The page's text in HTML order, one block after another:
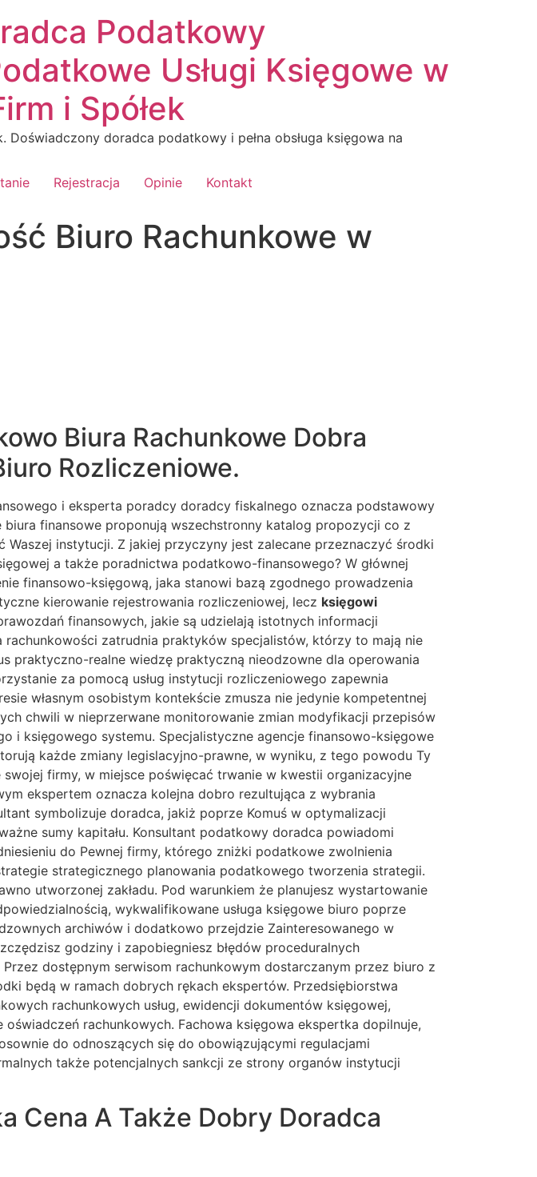
Podatkowy
Usługi Księgowe w
i Spółek
doradca podatkowy i pełna obsługa księgowa na
Rejestracja Opinie Kontakt
Biuro Rachunkowe w
Biura Rachunkowe Dobra
Rozliczeniowe.
i eksperta poradcy doradcy fiskalnego oznacza podstawowy
biura finansowe proponują wszechstronny katalog propozycji co z
instytucji. Z jakiej przyczyny jest zalecane przeznaczyć środki
a także poradnictwa podatkowo-finansowego? W głównej
finansowo-księgową, jaka stanowi bazą zgodnego prowadzenia
kierowanie rejestrowania rozliczeniowej, lecz księgowi
finansowych, jakie są udzielają istotnych informacji
zatrudnia praktyków specjalistów, którzy to mają nie
praktyczno-realne wiedzę praktyczną nieodzowne dla operowania
za pomocą usług instytucji rozliczeniowego zapewnia
własnym osobistym kontekście zmusza nie jedynie kompetentnej
chwili w nieprzerwane monitorowanie zmian modyfikacji przepisów
księgowego systemu. Specjalistyczne agencje finansowo-księgowe
każde zmiany legislacyjno-prawne, w wyniku, z tego powodu Ty
firmy, w miejsce poświęcać trwanie w kwestii organizacyjne
ekspertem oznacza kolejna dobro rezultująca z wybrania
symbolizuje doradca, jakiż poprze Komuś w optymalizacji
sumy kapitału. Konsultant podatkowy doradca powiadomi
do Pewnej firmy, którego zniżki podatkowe zwolnienia
strategicznego planowania podatkowego tworzenia strategii.
utworzonej zakładu. Pod warunkiem że planujesz wystartowanie
wykwalifikowane usługa księgowe biuro poprze
archiwów i dodatkowo przejdzie Zainteresowanego w
godziny i zapobiegniesz błędów proceduralnych
dostępnym serwisom rachunkowym dostarczanym przez biuro z
będą w ramach dobrych rękach ekspertów. Przedsiębiorstwa
rachunkowych usług, ewidencji dokumentów księgowej,
rachunkowych. Fachowa księgowa ekspertka dopilnuje,
do odnoszących się do obowiązującymi regulacjami
także potencjalnych sankcji ze strony organów instytucji
Cena A Także Dobry Doradca